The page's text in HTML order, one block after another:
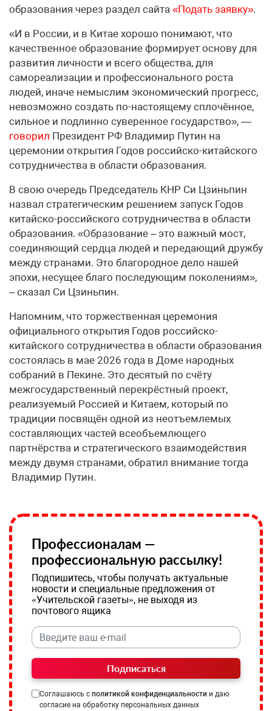
образования через раздел сайта «Подать заявку».
«И в России, и в Китае хорошо понимают, что
качественное образование формирует основу для
развития личности и всего общества, для
самореализации и профессионального роста
людей, иначе немыслим экономический прогресс,
невозможно создать по-настоящему сплочённое,
сильное и подлинно суверенное государство», —
говорил Президент РФ Владимир Путин на
церемонии открытия Годов российско-китайского
сотрудничества в области образования.
В свою очередь Председатель КНР Си Цзиньпин
назвал стратегическим решением запуск Годов
китайско-российского сотрудничества в области
образования. «Образование – это важный мост,
соединяющий сердца людей и передающий дружбу
между странами. Это благородное дело нашей
эпохи, несущее благо последующим поколениям»,
– сказал Си Цзиньпин.
Напомним, что торжественная церемония
официального открытия Годов российско-
китайского сотрудничества в области образования
состоялась в мае 2026 года в Доме народных
собраний в Пекине. Это десятый по счёту
межгосударственный перекрёстный проект,
реализуемый Россией и Китаем, который по
традиции посвящён одной из неотъемлемых
составляющих частей всеобъемлющего
партнёрства и стратегического взаимодействия
между двумя странами, обратил внимание тогда
Владимир Путин.
Профессионалам —
профессиональную рассылку!
Подпишитесь, чтобы получать актуальные
новости и специальные предложения от
«Учительской газеты», не выходя из
почтового ящика
Подписаться
Соглашаюсь с политикой конфиденциальности и даю
согласие на обработку персональных данных